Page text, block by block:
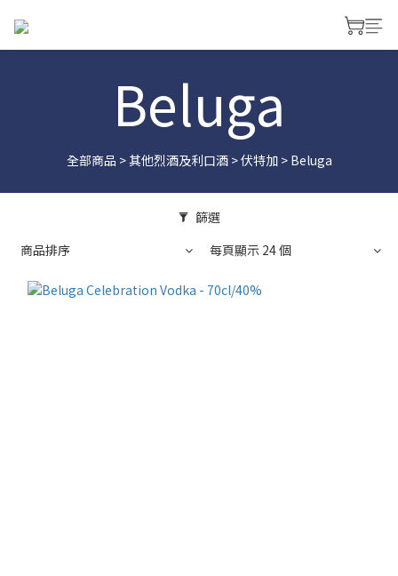
Beluga
全部商品 >其他烈酒及利口酒>伏特加> Beluga
篩選
商品排序
每頁顯示 24 個